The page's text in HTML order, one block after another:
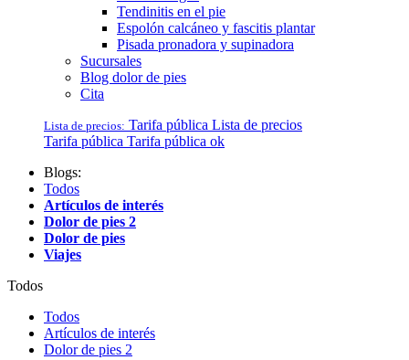
Tendinitis en el pie
Espolón calcáneo y fascitis plantar
Pisada pronadora y supinadora
Sucursales
Blog dolor de pies
Cita
Lista de precios: Tarifa pública Lista de precios
Tarifa pública Tarifa pública ok
Blogs:
Todos
Artículos de interés
Dolor de pies 2
Dolor de pies
Viajes
Todos
Todos
Artículos de interés
Dolor de pies 2